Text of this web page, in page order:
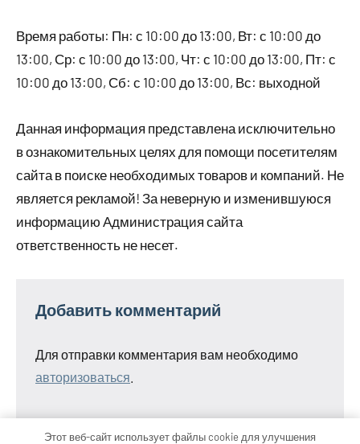
Время работы: Пн: с 10:00 до 13:00, Вт: с 10:00 до
13:00, Ср: с 10:00 до 13:00, Чт: с 10:00 до 13:00, Пт: с
10:00 до 13:00, Сб: с 10:00 до 13:00, Вс: выходной
Данная информация представлена исключительно
в ознакомительных целях для помощи посетителям
сайта в поиске необходимых товаров и компаний. Не
является рекламой! За неверную и изменившуюся
информацию Администрация сайта
ответственность не несет.
Добавить комментарий
Для отправки комментария вам необходимо
авторизоваться
Этот веб-сайт использует файлы cookie для улучшения